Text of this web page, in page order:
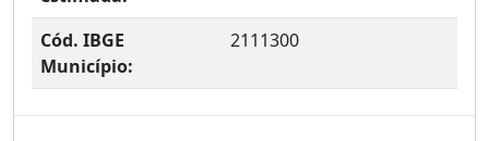
Cód. IBGE
Município:
2111300